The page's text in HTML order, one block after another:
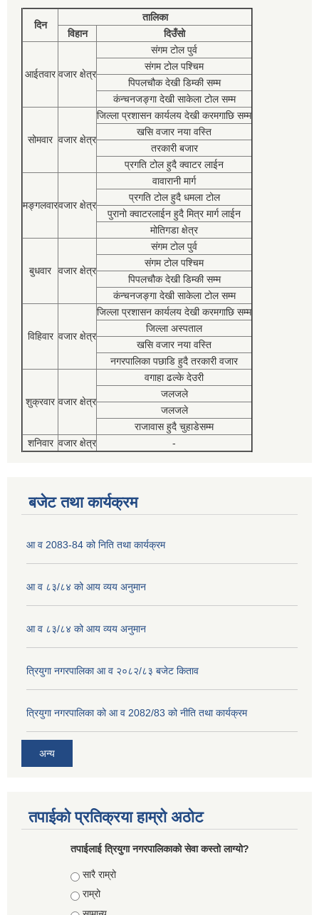
दिन
तालिका
विहान
दिउँसो
आईतवार वजार क्षेत्र
संगम टोल पुर्व
संगम टोल पश्चिम
पिपलचौक देखी डिम्की सम्म
कंन्चनजङ्गा देखी साकेला टोल सम्म
सोमवार वजार क्षेत्र
जिल्ला प्रशासन कार्यलय देखी करमगाछि सम्म
खसि वजार नया वस्ति
तरकारी बजार
प्रगति टोल हुदै क्वाटर लाईन
मङ्गलवारवजार क्षेत्र
वावारानी मार्ग
प्रगति टोल हुदै धमला टोल
पुरानो क्वाटरलाईन हुदै मित्र मार्ग लाईन
मोतिगडा क्षेत्र
बुधवार वजार क्षेत्र
संगम टोल पुर्व
संगम टोल पश्चिम
पिपलचौक देखी डिम्की सम्म
कंन्चनजङ्गा देखी साकेला टोल सम्म
विहिवार वजार क्षेत्र
जिल्ला प्रशासन कार्यलय देखी करमगाछि सम्म
जिल्ला अस्पताल
खसि वजार नया वस्ति
नगरपालिका पछाडि हुदै तरकारी वजार
शुक्रवार वजार क्षेत्र
वगाहा ढल्के देउरी
जलजले
जलजले
राजावास हुदै चुहाडेसम्म
शनिवार वजार क्षेत्र -
बजेट तथा कार्यक्रम
आ व 2083-84 को निति तथा कार्यक्रम
आ व ८३/८४ को आय व्यय अनुमान
आ व ८३/८४ को आय व्यय अनुमान
त्रियुगा नगरपालिका आ व २०८२/८३ बजेट किताव
त्रियुगा नगरपालिका को आ व 2082/83 को नीति तथा कार्यक्रम
अन्य
तपाईको प्रतिक्रया हाम्रो अठोट
तपाईलाई त्रियुगा नगरपालिकाको सेवा कस्तो लाग्यो?
Choices
सारै राम्रो
राम्रो